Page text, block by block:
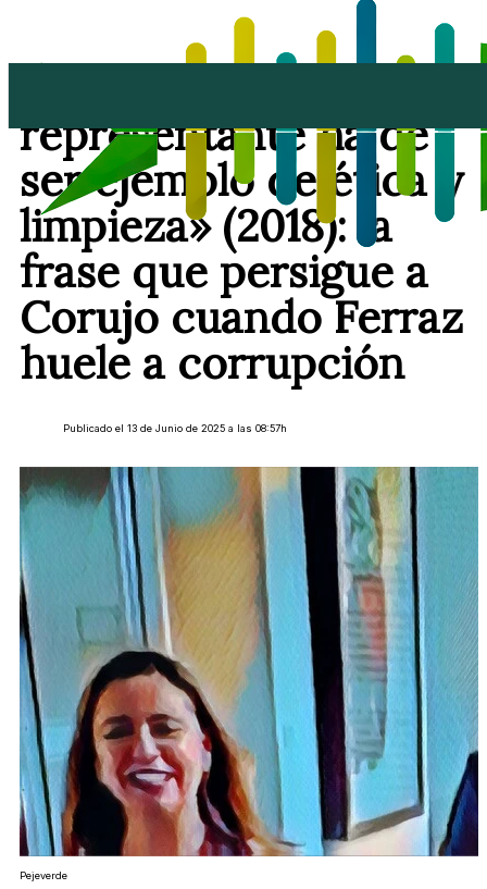
representante ha de
ser ejemplo de ética y
limpieza» (2018): la
frase que persigue a
Corujo cuando Ferraz
huele a corrupción
Publicado el 13 de Junio de 2025 a las 08:57h
Pejeverde